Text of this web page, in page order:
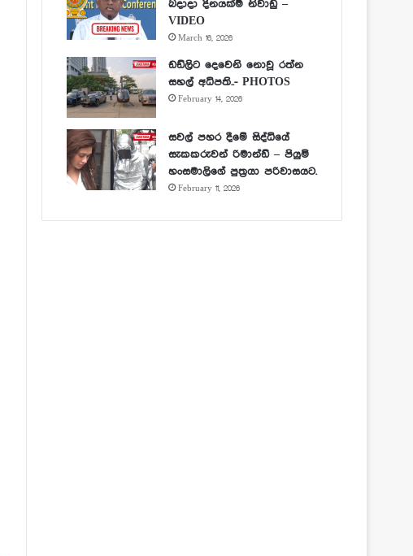
බදාදා දිනයක්ම නිවාඩු –
VIDEO
March 16, 2026
ඩඩ්ලිට දෙවෙනි නොවූ රත්න
සහල් අධිපති..- PHOTOS
February 14, 2026
සවල් පහර දීමේ සිද්ධියේ
සැකකරුවන් රිමාන්ඩ් – පියුමි
හංසමාලිගේ පුත්‍රයා පරිවාසයට.
February 11, 2026